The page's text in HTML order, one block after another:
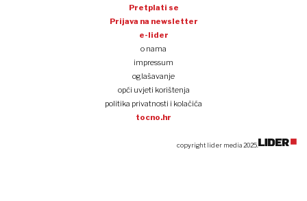
Pretplati se
Prijava na newsletter
e-lider
o nama
impressum
oglašavanje
opći uvjeti korištenja
politika privatnosti i kolačića
tocno.hr
copyright lider media 2025.